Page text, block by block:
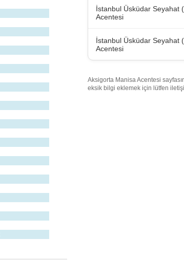
İstanbul Üsküdar Seyahat
Acentesi
İstanbul Üsküdar Seyahat
Acentesi
Aksigorta Manisa Acentesi
eksik bilgi eklemek için lütfen